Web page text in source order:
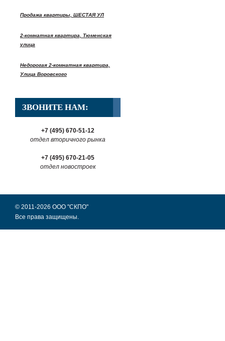
Продажа квартиры, ШЕСТАЯ УЛ
2-комнатная квартира, Тюменская
улица
Недорогая 2-комнатная квартира,
Улица Воровского
ЗВОНИТЕ НАМ:
+7 (495) 670-51-12
отдел вторичного рынка
+7 (495) 670-21-05
отдел новостроек
© 2011-2026 ООО "СКПО"
Все права защищены.